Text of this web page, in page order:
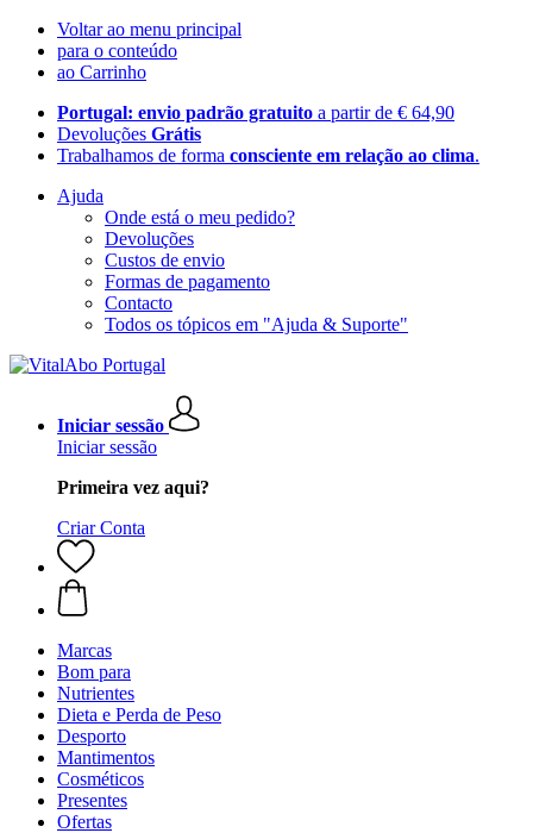
Voltar ao menu principal
para o conteúdo
ao Carrinho
Portugal: envio padrão gratuito a partir de € 64,90
Devoluções Grátis
Trabalhamos de forma consciente em relação ao clima.
Ajuda
Onde está o meu pedido?
Devoluções
Custos de envio
Formas de pagamento
Contacto
Todos os tópicos em "Ajuda & Suporte"
Iniciar sessão
Iniciar sessão
Primeira vez aqui?
Criar Conta
Marcas
Bom para
Nutrientes
Dieta e Perda de Peso
Desporto
Mantimentos
Cosméticos
Presentes
Ofertas